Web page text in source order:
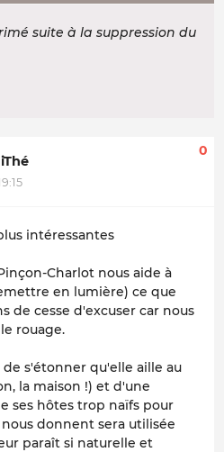
suite à la suppression du
0
intéressantes
Charlot nous aide à
en lumière) ce que
de cesse d'excuser car nous
rouage.
s'étonner qu'elle aille au
la maison !) et d'une
ses hôtes trop naïfs pour
donnent sera utilisée
paraît si naturelle et